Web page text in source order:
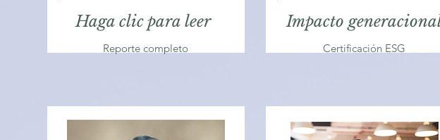
Haga clic para leer
Reporte completo
Impacto
Certificación ESG